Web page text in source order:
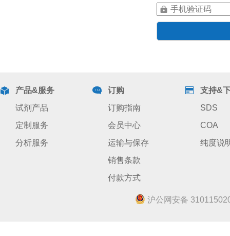
产品&服务
试剂产品
定制服务
分析服务
订购
订购指南
会员中心
运输与保存
销售条款
付款方式
支持&
SDS
COA
纯度说
沪公网安备